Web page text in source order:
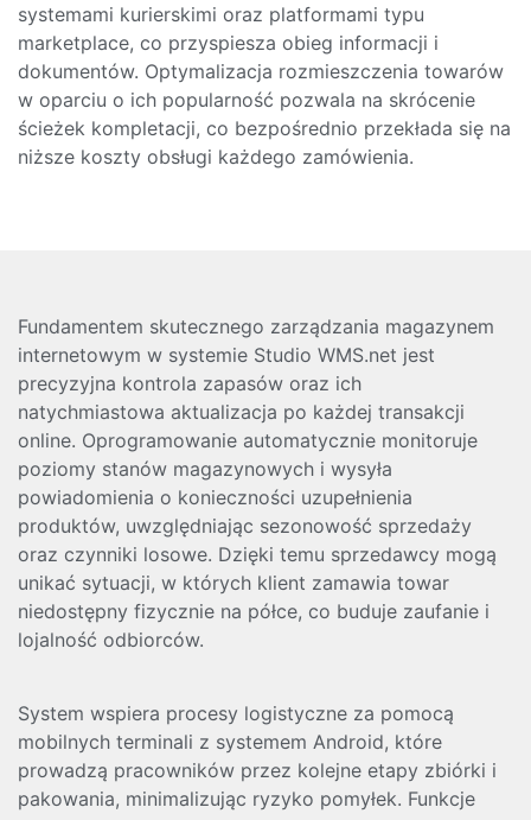
systemami kurierskimi oraz platformami typu
marketplace, co przyspiesza obieg informacji i
dokumentów. Optymalizacja rozmieszczenia towarów
w oparciu o ich popularność pozwala na skrócenie
ścieżek kompletacji, co bezpośrednio przekłada się na
niższe koszty obsługi każdego zamówienia.
Fundamentem skutecznego zarządzania magazynem
internetowym w systemie Studio WMS.net jest
precyzyjna kontrola zapasów oraz ich
natychmiastowa aktualizacja po każdej transakcji
online. Oprogramowanie automatycznie monitoruje
poziomy stanów magazynowych i wysyła
powiadomienia o konieczności uzupełnienia
produktów, uwzględniając sezonowość sprzedaży
oraz czynniki losowe. Dzięki temu sprzedawcy mogą
unikać sytuacji, w których klient zamawia towar
niedostępny fizycznie na półce, co buduje zaufanie i
lojalność odbiorców.
System wspiera procesy logistyczne za pomocą
mobilnych terminali z systemem Android, które
prowadzą pracowników przez kolejne etapy zbiórki i
pakowania, minimalizując ryzyko pomyłek. Funkcje